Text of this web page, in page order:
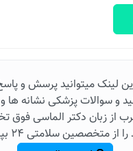
لینک میتوانید پرسش و
و سوالات پزشکی نشانه ها
از زبان دکتر الماسی
از متخصصین سلامتی 24 بپرسید